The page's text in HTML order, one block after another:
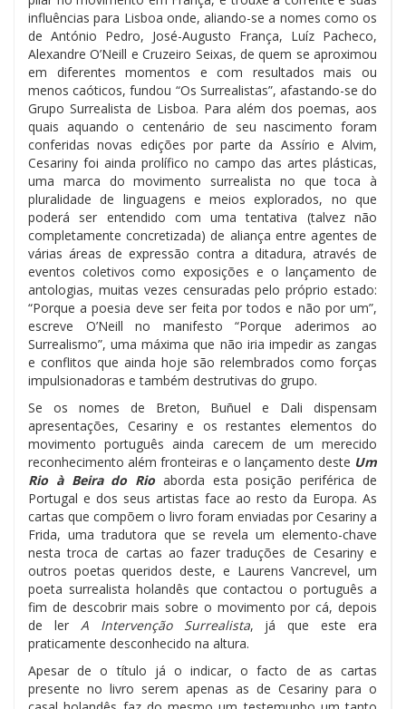
influências para Lisboa onde, aliando-se a nomes como os
de António Pedro, José-Augusto França, Luíz Pacheco,
Alexandre O’Neill e Cruzeiro Seixas, de quem se aproximou
em diferentes momentos e com resultados mais ou
menos caóticos, fundou “Os Surrealistas”, afastando-se do
Grupo Surrealista de Lisboa. Para além dos poemas, aos
quais aquando o centenário de seu nascimento foram
conferidas novas edições por parte da Assírio e Alvim,
Cesariny foi ainda prolífico no campo das artes plásticas,
uma marca do movimento surrealista no que toca à
pluralidade de linguagens e meios explorados, no que
poderá ser entendido com uma tentativa (talvez não
completamente concretizada) de aliança entre agentes de
várias áreas de expressão contra a ditadura, através de
eventos coletivos como exposições e o lançamento de
antologias, muitas vezes censuradas pelo próprio estado:
“Porque a poesia deve ser feita por todos e não por um”,
escreve O’Neill no manifesto “Porque aderimos ao
Surrealismo”, uma máxima que não iria impedir as zangas
e conflitos que ainda hoje são relembrados como forças
impulsionadoras e também destrutivas do grupo.
Se os nomes de Breton, Buñuel e Dali dispensam
apresentações, Cesariny e os restantes elementos do
movimento português ainda carecem de um merecido
reconhecimento além fronteiras e o lançamento deste Um
Rio à Beira do Rioaborda esta posição periférica de
Portugal e dos seus artistas face ao resto da Europa. As
cartas que compõem o livro foram enviadas por Cesariny a
Frida, uma tradutora que se revela um elemento-chave
nesta troca de cartas ao fazer traduções de Cesariny e
outros poetas queridos deste, e Laurens Vancrevel, um
poeta surrealista holandês que contactou o português a
fim de descobrir mais sobre o movimento por cá, depois
de ler A Intervenção Surrealista, já que este era
praticamente desconhecido na altura.
Apesar de o título já o indicar, o facto de as cartas
presente no livro serem apenas as de Cesariny para o